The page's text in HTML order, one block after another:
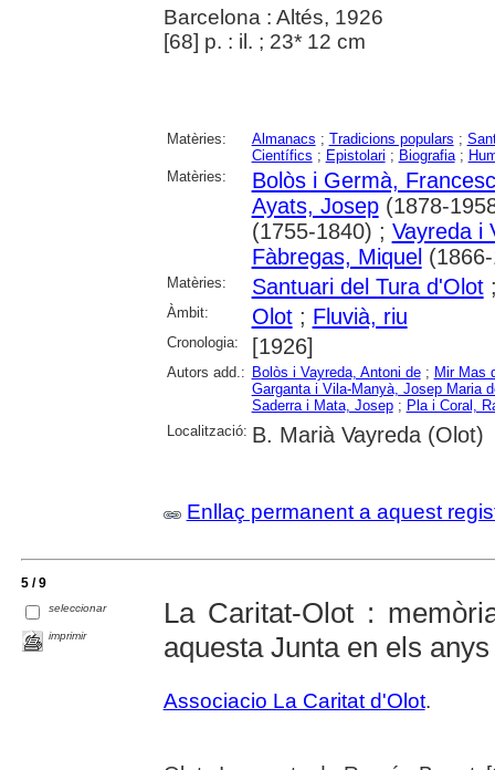
Barcelona : Altés, 1926
[68] p. : il. ; 23* 12 cm
Matèries: Almanacs ; Tradicions populars ;
Científics ; Epistolari ; Biografia;
Matèries:
Bolòs i Germà,
Ayats, Josep(1878-
(1755-1840) ; Vayreda i
Fàbregas, Miquel
Matèries: Santuari del Tura d'Olot
Àmbit: Olot; Fluvià, riu
Cronologia: [1926]
Autors add.: Bolòs i Vayreda, Antoni de; Mir Mas
Garganta i Vila-Manyà, Josep Maria
Saderra i Mata, Josep; Pla i Coral,
Localització: B. Marià Vayreda (Olot)
Enllaç permanent a aquest
5 / 9
seleccionar
imprimir
La Caritat-Olot :
aquesta Junta en els
Associacio La Caritat d'Olot.